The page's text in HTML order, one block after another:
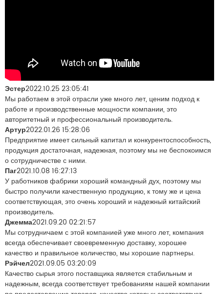
Эстер2022.10.25 23:05:41
Мы работаем в этой отрасли уже много лет, ценим подход к
работе и производственные мощности компании, это
авторитетный и профессиональный производитель.
Артур2022.01.26 15:28:06
Предприятие имеет сильный капитал и конкурентоспособность,
продукция достаточная, надежная, поэтому мы не беспокоимся
о сотрудничестве с ними.
Паг2021.10.08 16:27:13
У работников фабрики хороший командный дух, поэтому мы
быстро получили качественную продукцию, к тому же и цена
соответствующая, это очень хороший и надежный китайский
производитель.
Джемма2021.09.20 02:21:57
Мы сотрудничаем с этой компанией уже много лет, компания
всегда обеспечивает своевременную доставку, хорошее
качество и правильное количество, мы хорошие партнеры.
Рэйчел2021.09.05 03:20:09
Качество сырья этого поставщика является стабильным и
надежным, всегда соответствует требованиям нашей компании